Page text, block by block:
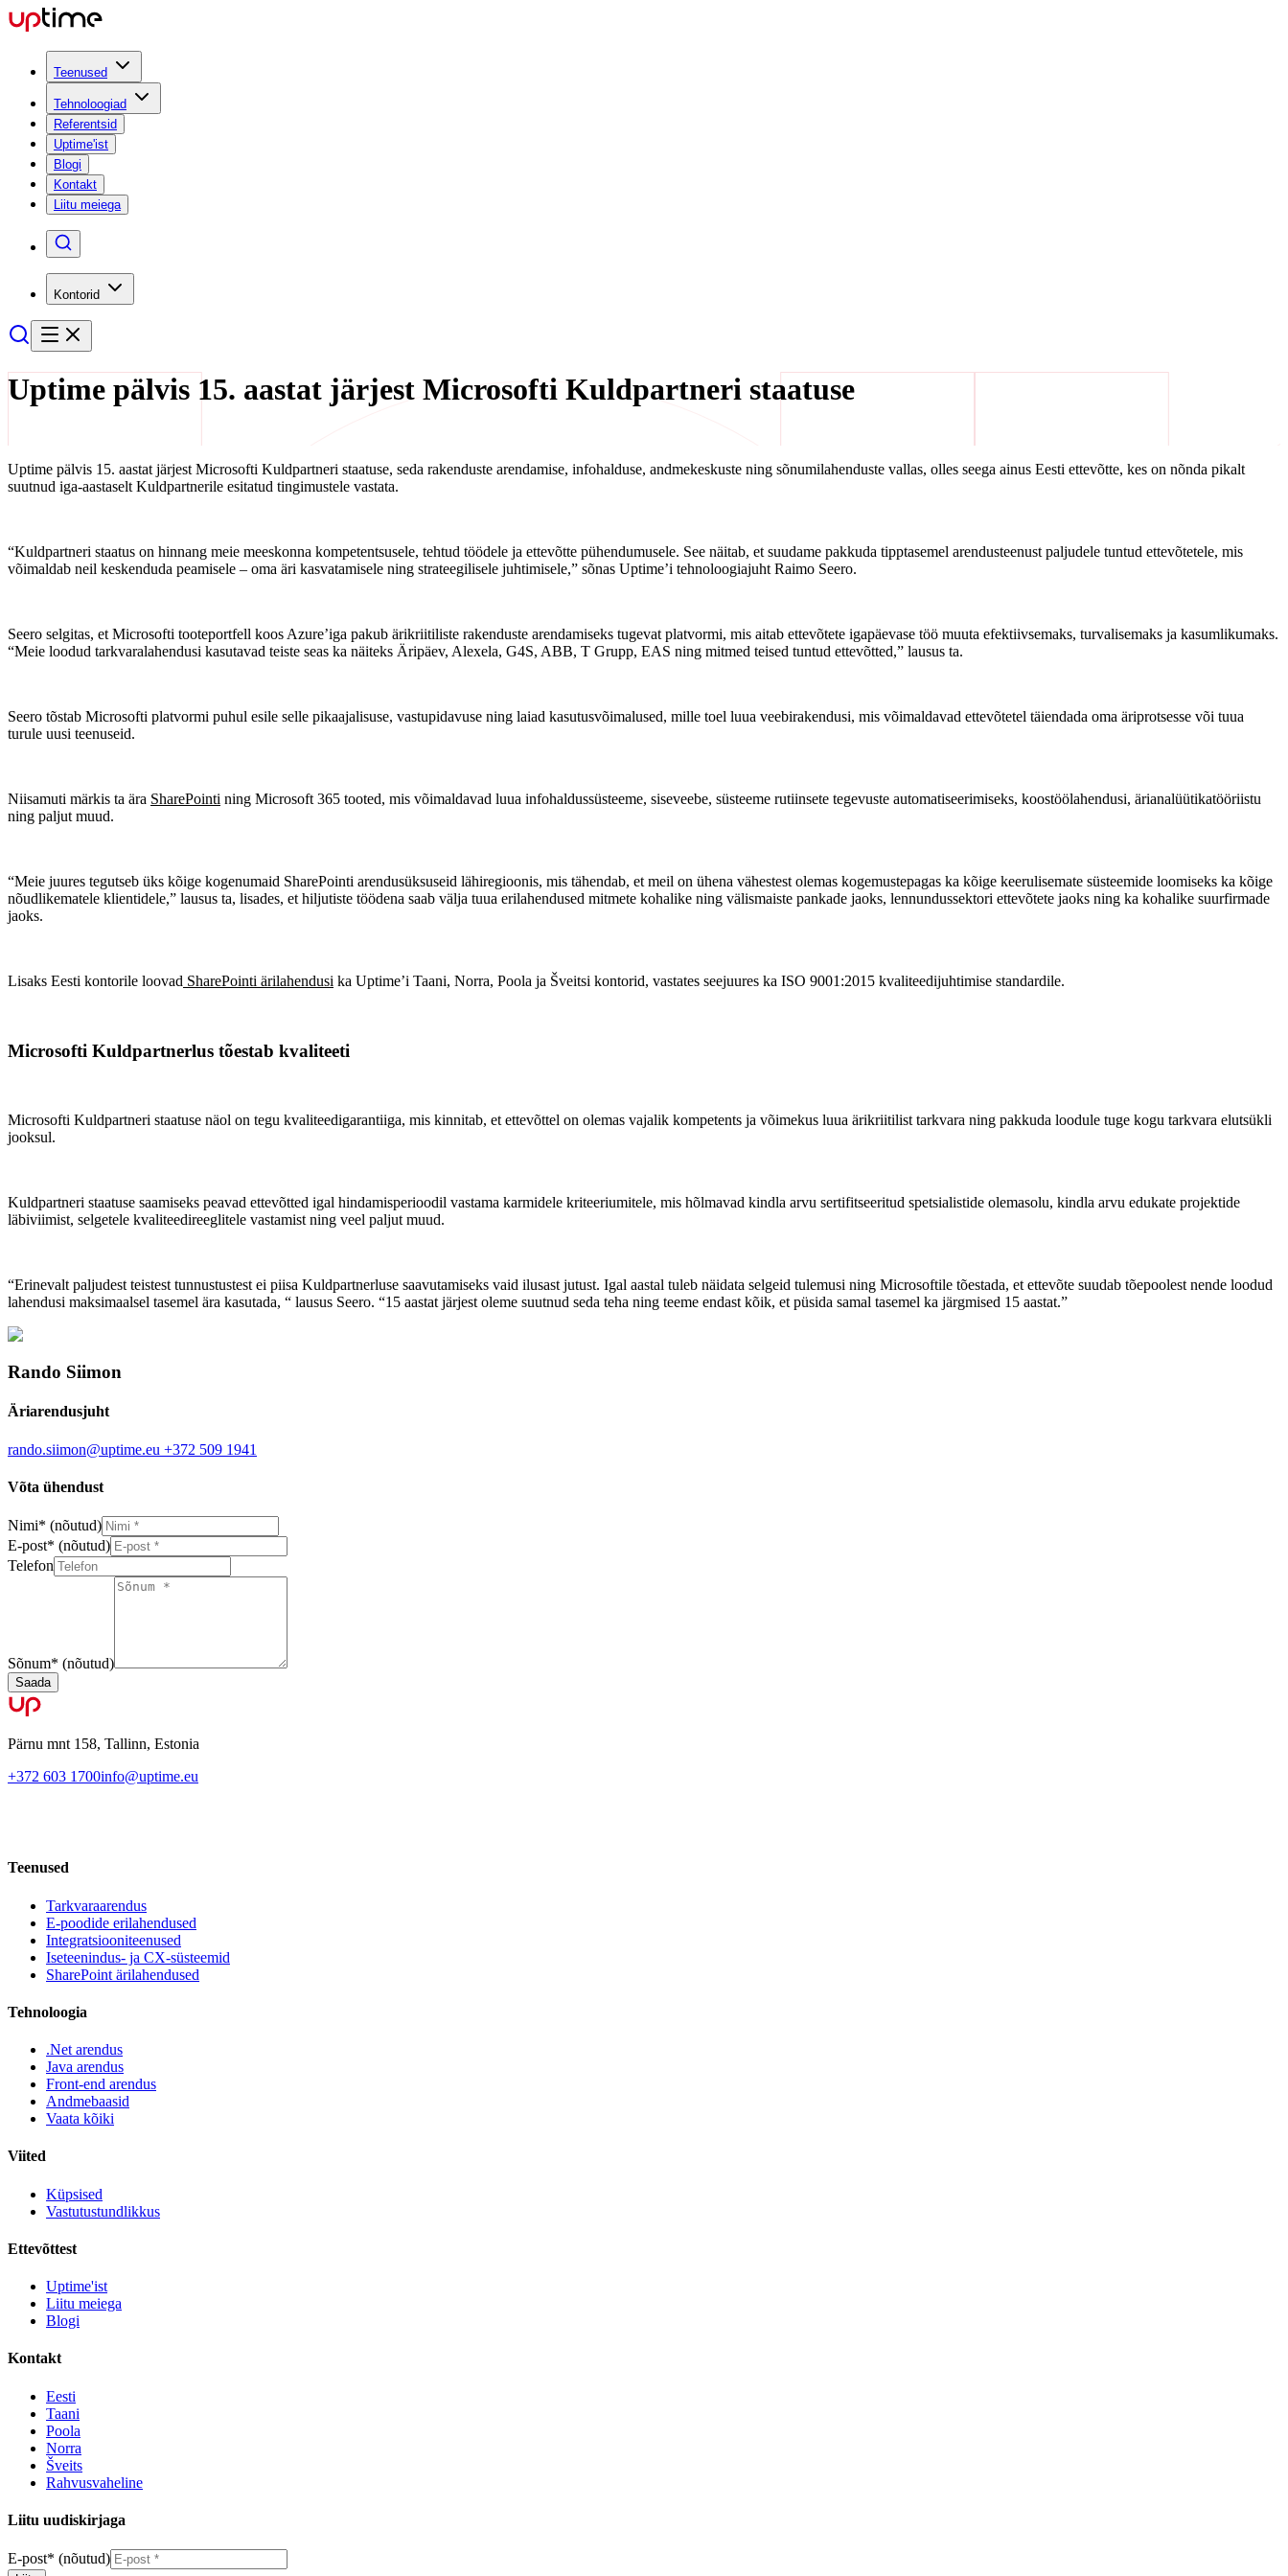
Teenused
Tehnoloogiad
Referentsid
Uptime'ist
Blogi
Kontakt
Liitu meiega
Kontorid
Uptime pälvis 15. aastat järjest Microsofti Kuldpartneri staatuse
Uptime pälvis 15. aastat järjest Microsofti Kuldpartneri staatuse, seda rakenduste arendamise, infohalduse, andmekeskuste ning sõnumilahenduste vallas, olles seega ainus Eesti ettevõtte, kes on nõnda pikalt
suutnud iga-aastaselt Kuldpartnerile esitatud tingimustele vastata.
“Kuldpartneri staatus on hinnang meie meeskonna kompetentsusele, tehtud töödele ja ettevõtte pühendumusele. See näitab, et suudame pakkuda tipptasemel arendusteenust paljudele tuntud ettevõtetele, mis
võimaldab neil keskenduda peamisele – oma äri kasvatamisele ning strateegilisele juhtimisele,” sõnas Uptime’i tehnoloogiajuht Raimo Seero.
Seero selgitas, et Microsofti tooteportfell koos Azure’iga pakub ärikriitiliste rakenduste arendamiseks tugevat platvormi, mis aitab ettevõtete igapäevase töö muuta efektiivsemaks, turvalisemaks ja kasumlikumaks.
“Meie loodud tarkvaralahendusi kasutavad teiste seas ka näiteks Äripäev, Alexela, G4S, ABB, T Grupp, EAS ning mitmed teised tuntud ettevõtted,” lausus ta.
Seero tõstab Microsofti platvormi puhul esile selle pikaajalisuse, vastupidavuse ning laiad kasutusvõimalused, mille toel luua veebirakendusi, mis võimaldavad ettevõtetel täiendada oma äriprotsesse või tuua
turule uusi teenuseid.
Niisamuti märkis ta ära SharePointi ning Microsoft 365 tooted, mis võimaldavad luua infohaldussüsteeme, siseveebe, süsteeme rutiinsete tegevuste automatiseerimiseks, koostöölahendusi, ärianalüütikatööriistu
ning paljut muud.
“Meie juures tegutseb üks kõige kogenumaid SharePointi arendusüksuseid lähiregioonis, mis tähendab, et meil on ühena vähestest olemas kogemustepagas ka kõige keerulisemate süsteemide loomiseks ka kõige
nõudlikematele klientidele,” lausus ta, lisades, et hiljutiste töödena saab välja tuua erilahendused mitmete kohalike ning välismaiste pankade jaoks, lennundussektori ettevõtete jaoks ning ka kohalike suurfirmade
jaoks.
Lisaks Eesti kontorile loovad SharePointi ärilahendusi ka Uptime’i Taani, Norra, Poola ja Šveitsi kontorid, vastates seejuures ka ISO 9001:2015 kvaliteedijuhtimise standardile.
Microsofti Kuldpartnerlus tõestab kvaliteeti
Microsofti Kuldpartneri staatuse näol on tegu kvaliteedigarantiiga, mis kinnitab, et ettevõttel on olemas vajalik kompetents ja võimekus luua ärikriitilist tarkvara ning pakkuda loodule tuge kogu tarkvara elutsükli
jooksul.
Kuldpartneri staatuse saamiseks peavad ettevõtted igal hindamisperioodil vastama karmidele kriteeriumitele, mis hõlmavad kindla arvu sertifitseeritud spetsialistide olemasolu, kindla arvu edukate projektide
läbiviimist, selgetele kvaliteedireeglitele vastamist ning veel paljut muud.
“Erinevalt paljudest teistest tunnustustest ei piisa Kuldpartnerluse saavutamiseks vaid ilusast jutust. Igal aastal tuleb näidata selgeid tulemusi ning Microsoftile tõestada, et ettevõte suudab tõepoolest nende loodud
lahendusi maksimaalsel tasemel ära kasutada, “ lausus Seero. “15 aastat järjest oleme suutnud seda teha ning teeme endast kõik, et püsida samal tasemel ka järgmised 15 aastat.”
Rando Siimon
Äriarendusjuht
rando.siimon@uptime.eu +372 509 1941
Võta ühendust
Nimi* (nõutud)
E-post* (nõutud)
Telefon
Sõnum* (nõutud)
Saada
Pärnu mnt 158, Tallinn, Estonia
+372 603 1700info@uptime.eu
Teenused
Tarkvaraarendus
E-poodide erilahendused
Integratsiooniteenused
Iseteenindus- ja CX-süsteemid
SharePoint ärilahendused
Tehnoloogia
.Net arendus
Java arendus
Front-end arendus
Andmebaasid
Vaata kõiki
Viited
Küpsised
Vastutustundlikkus
Ettevõttest
Uptime'ist
Liitu meiega
Blogi
Kontakt
Eesti
Taani
Poola
Norra
Šveits
Rahvusvaheline
Liitu uudiskirjaga
E-post* (nõutud)